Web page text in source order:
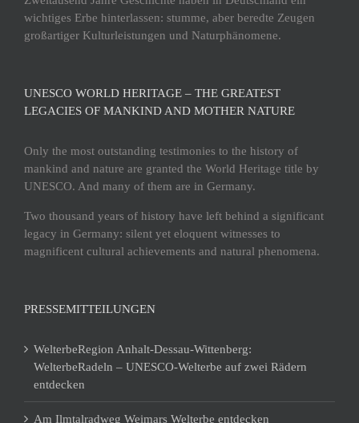
wichtiges Erbe hinterlassen: stumme, aber beredte Zeugen
großartiger Kulturleistungen und Naturphänomene.
UNESCO WORLD HERITAGE – THE GREATEST
LEGACIES OF MANKIND AND MOTHER NATURE
Only the most outstanding testimonies to the history of
mankind and nature are granted the World Heritage title by
UNESCO. And many of them are in Germany.
Two thousand years of history have left behind a significant
legacy in Germany: silent yet eloquent witnesses to
magnificent cultural achievements and natural phenomena.
PRESSEMITTEILUNGEN
WelterbeRegion Anhalt-Dessau-Wittenberg:
WelterbeRadeln – UNESCO-Welterbe auf zwei Rädern
entdecken
Am Ilmtalradweg Weimars Welterbe entdecken